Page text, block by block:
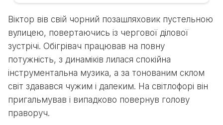
Віктор вів свій чорний позашляховик пустельною
вулицею, повертаючись із чергової ділової
зустрічі. Обігрівач працював на повну
потужність, з динаміків лилася спокійна
інструментальна музика, а за тонованим склом
світ здавався чужим і далеким. На світлофорі він
пригальмував і випадково повернув голову
праворуч.